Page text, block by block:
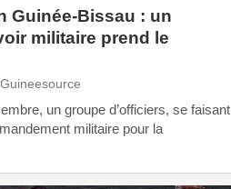
Guinée-Bissau : un
militaire prend le
Guineesource
un groupe d’officiers, se faisant
militaire pour la